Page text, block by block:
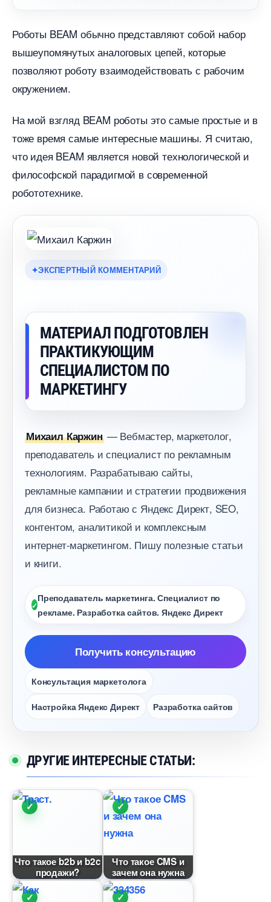
Роботы BEAM обычно представляют собой набор
ышеупомянутых аналоговых цепей, которые
позволяют роботу взаимодействовать с рабочим
окружением.
На мой взгляд BEAM роботы это самые простые и
тоже время самые интересные машины. Я считаю,
что идея BEAM является новой технологической и
философской парадигмой в современной
робототехнике.
ЭКСПЕРТНЫЙ КОММЕНТАРИЙ
МАТЕРИАЛ ПОДГОТОВЛЕН
ПРАКТИКУЮЩИМ
СПЕЦИАЛИСТОМ ПО
МАРКЕТИНГУ
Михаил Каржин— Вебмастер, маркетолог,
преподаватель и специалист по рекламным
технологиям. Разрабатываю сайты,
рекламные кампании и стратегии продвижения
для бизнеса. Работаю с Яндекс Директ, SEO,
контентом, аналитикой и комплексным
интернет-маркетингом. Пишу полезные статьи
и книги.
Преподаватель маркетинга. Специалист по
рекламе. Разработка сайтов. Яндекс Директ
Получить консультацию
Консультация маркетолога
Настройка Яндекс Директ Разработка сайто
ДРУГИЕ ИНТЕРЕСНЫЕ СТАТЬИ:
Что такое b2b и b2c
продажи?
Что такое CMS и
зачем она нужна